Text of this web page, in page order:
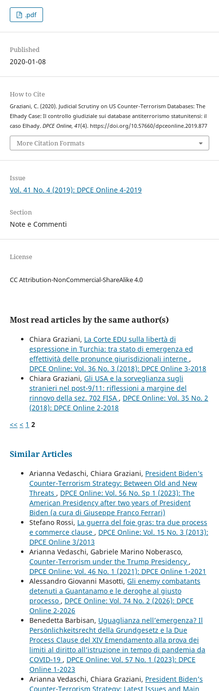
.pdf
Published
2020-01-08
How to Cite
Graziani, C. (2020). Judicial Scrutiny on US Counter-Terrorism Databases: The
Elhady Case: Il controllo giudiziale sui database antiterrorismo statunitensi: il
caso Elhady. DPCE Online, 41(4). https://doi.org/10.57660/dpceonline.2019.877
More Citation Formats
Issue
Vol. 41 No. 4 (2019): DPCE Online 4-2019
Section
Note e Commenti
License
CC Attribution-NonCommercial-ShareAlike 4.0
Most read articles by the same author(s)
Chiara Graziani, La Corte EDU sulla libertà di
espressione in Turchia: tra stato di emergenza ed
effettività delle pronunce giurisdizionali interne ,
DPCE Online: Vol. 36 No. 3 (2018): DPCE Online 3-2018
Chiara Graziani, Gli USA e la sorveglianza sugli
stranieri nel post-9/11: riflessioni a margine del
rinnovo della sez. 702 FISA , DPCE Online: Vol. 35 No. 2
(2018): DPCE Online 2-2018
<< < 1 2
Similar Articles
Arianna Vedaschi, Chiara Graziani, President Biden’s
Counter-Terrorism Strategy: Between Old and New
Threats , DPCE Online: Vol. 56 No. Sp 1 (2023): The
American Presidency after two years of President
Biden (a cura di Giuseppe Franco Ferrari)
Stefano Rossi, La guerra del foie gras: tra due process
e commerce clause , DPCE Online: Vol. 15 No. 3 (2013):
DPCE Online 3/2013
Arianna Vedaschi, Gabriele Marino Noberasco,
Counter-Terrorism under the Trump Presidency ,
DPCE Online: Vol. 46 No. 1 (2021): DPCE Online 1-2021
Alessandro Giovanni Masotti, Gli enemy combatants
detenuti a Guantanamo e le deroghe al giusto
processo , DPCE Online: Vol. 74 No. 2 (2026): DPCE
Online 2-2026
Benedetta Barbisan, Uguaglianza nell’emergenza? Il
Persönlichkeitsrecht della Grundgesetz e la Due
Process Clause del XIV Emendamento alla prova dei
limiti al diritto all’istruzione in tempo di pandemia da
COVID-19 , DPCE Online: Vol. 57 No. 1 (2023): DPCE
Online 1-2023
Arianna Vedaschi, Chiara Graziani, President Biden’s
Counter-Terrorism Strategy: Latest Issues and Main